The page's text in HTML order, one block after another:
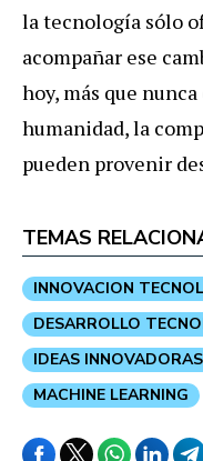
la tecnología sólo
acompañar ese
hoy, más que
humanidad, la
pueden provenir
TEMAS
INNOVACION
DESARROLLO
IDEAS INNOVADORAS
MACHINE LEARNING